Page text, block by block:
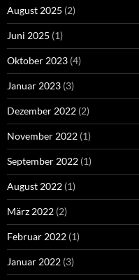
August 2025 (2)
Juni 2025 (1)
Oktober 2023 (4)
Januar 2023 (3)
Dezember 2022 (2)
November 2022 (1)
September 2022 (1)
August 2022 (1)
März 2022 (2)
Februar 2022 (1)
Januar 2022 (3)